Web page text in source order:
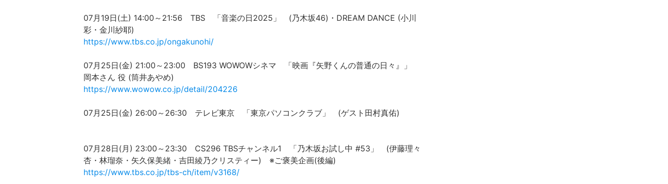
07月19日(土) 14:00～21:56 TBS 「音楽の日2025」 (乃木坂46)・DREAM DANCE (小川
彩・金川紗耶)
https://www.tbs.co.jp/ongakunohi/
07月25日(金) 21:00～23:00 BS193 WOWOWシネマ 「映画『矢野くんの普通の日々』」
岡本さん 役 (筒井あやめ)
https://www.wowow.co.jp/detail/204226
07月25日(金) 26:00～26:30 テレビ東京 「東京パソコンクラブ」 (ゲスト田村真佑)
07月28日(月) 23:00～23:30 CS296 TBSチャンネル1 「乃木坂お試し中 #53」 (伊藤理々
杏・林瑠奈・矢久保美緒・吉田綾乃クリスティー) ※ご褒美企画(後編)
https://www.tbs.co.jp/tbs-ch/item/v3168/